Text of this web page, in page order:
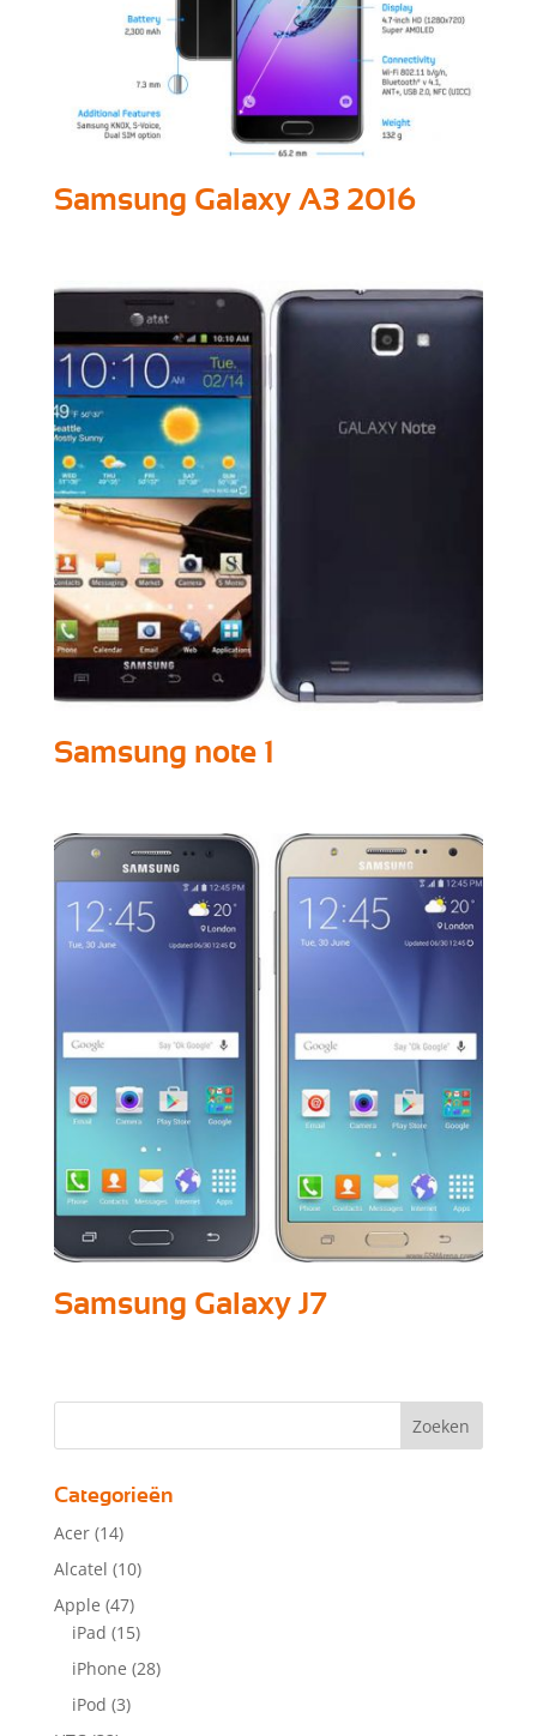
Samsung Galaxy A3 2016
Samsung note 1
Samsung Galaxy J7
Categorieën
Acer (14)
Alcatel (10)
Apple (47)
iPad (15)
iPhone (28)
iPod (3)